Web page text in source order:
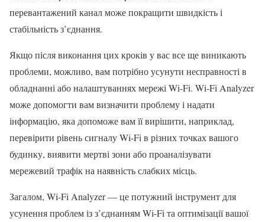
перевантажений канал може покращити швидкість і
стабільність з’єднання.
Якщо після виконання цих кроків у вас все ще виникають
проблеми, можливо, вам потрібно усунути несправності в
обладнанні або налаштуваннях мережі Wi-Fi. Wi-Fi Analyzer
може допомогти вам визначити проблему і надати
інформацію, яка допоможе вам її вирішити, наприклад,
перевірити рівень сигналу Wi-Fi в різних точках вашого
будинку, виявити мертві зони або проаналізувати
мережевий трафік на наявність слабких місць.
Загалом, Wi-Fi Analyzer — це потужний інструмент для
усунення проблем із з’єднанням Wi-Fi та оптимізації вашої